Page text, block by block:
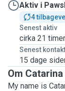
Aktiv i
4
Senest aktiv
cirka 21
Senest
15 dage
Om Catarina
My name is